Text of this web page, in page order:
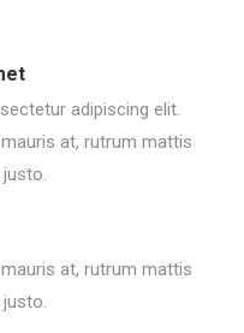
adipiscing elit.
at, rutrum mattis
at, rutrum mattis